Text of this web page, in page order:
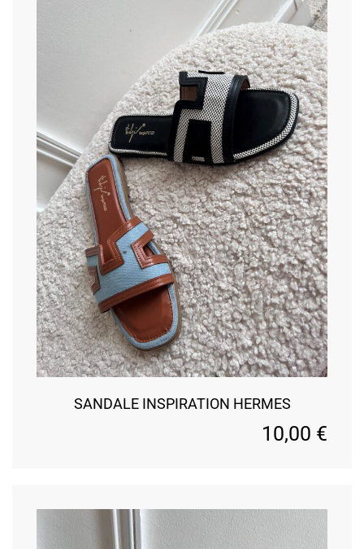
SANDALE INSPIRATION HERMES
10,00 €